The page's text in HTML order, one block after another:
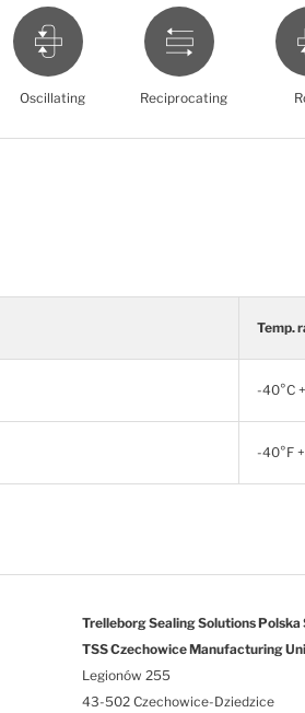
Oscillating Reciprocating
Temp.
-40°C
-40°F
Trelleborg Sealing Solutions Polska
TSS Czechowice Manufacturing
Legionów 255
43-502 Czechowice-Dziedzice